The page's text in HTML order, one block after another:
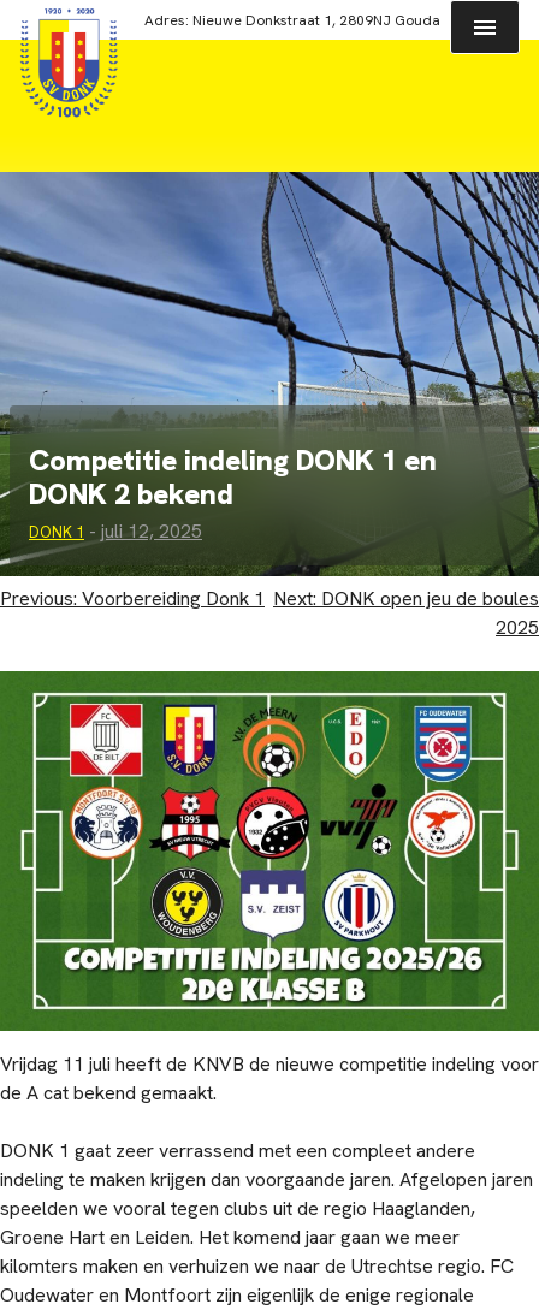
to
content
Adres: Nieuwe Donkstraat 1, 2809NJ Gouda
Competitie indeling DONK 1 en
DONK 2 bekend
DONK 1 - juli 12, 2025
Bericht
Previous: Voorbereiding Donk 1 Next: DONK open jeu de boules
2025
Vrijdag 11 juli heeft de KNVB de nieuwe competitie indeling voor
de A cat bekend gemaakt.
DONK 1 gaat zeer verrassend met een compleet andere
indeling te maken krijgen dan voorgaande jaren. Afgelopen jaren
speelden we vooral tegen clubs uit de regio Haaglanden,
Groene Hart en Leiden. Het komend jaar gaan we meer
kilomters maken en verhuizen we naar de Utrechtse regio. FC
Oudewater en Montfoort zijn eigenlijk de enige regionale